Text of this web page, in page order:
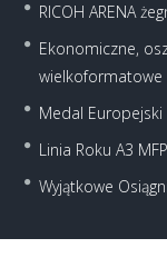
RICOH ARENA
Ekonomiczne,
wielkoformatowe
Medal Europejski
Linia Roku A3 MFP
Wyjątkowe